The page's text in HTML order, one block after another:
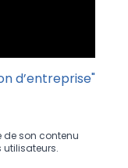
d’entreprise"
de son contenu